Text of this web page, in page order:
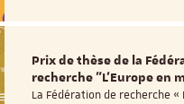
Prix de thèse de la
recherche "L’Europe en
La Fédération de recherche «